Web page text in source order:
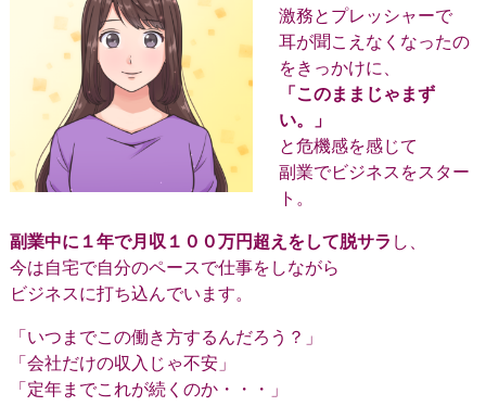
激務とプレッシャーで
耳が聞こえなくなったの
をきっかけに、
「このままじゃまず
い。」
と危機感を感じて
副業でビジネスをスター
ト。
副業中に１年で月収１００万円超えをして脱サラ し、
今は自宅で自分のペースで仕事をしながら
ビジネスに打ち込んでいます。
「いつまでこの働き方するんだろう？」
「会社だけの収入じゃ不安」
「定年までこれが続くのか・・・」